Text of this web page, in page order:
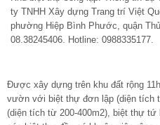
ty TNHH Xây dựng Trang trí Việt
phường Hiệp Bình Phước, quận
08.38245406. Hotline: 0988335177.
Được xây dựng trên khu đất rộng
vườn với biệt thự đơn lập (diện tích
(diện tích từ 200-400m2), biệt thự